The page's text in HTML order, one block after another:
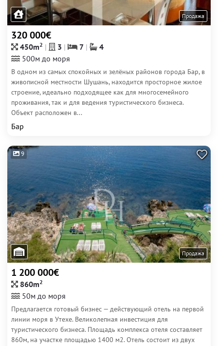
Продажа
320 000€
450m2 3 7
4
500м до моря
В одном из самых спокойных и зелёных районов города Бар, в
живописной местности Шушань, находится просторное жилое
строение, идеально подходящее как для многосемейного
проживания, так и для ведения туристического бизнеса.
Объект расположен в...
Бар
9
Продажа
1 200 000€
860m2
50м до моря
Предлагается готовый бизнес — действующий отель на первой
линии моря в Утехе. Великолепная инвестиция для
туристического бизнеса. Площадь комплекса отеля составляет
860м, на участке площадью 1400 м2. Отель состоит из двух